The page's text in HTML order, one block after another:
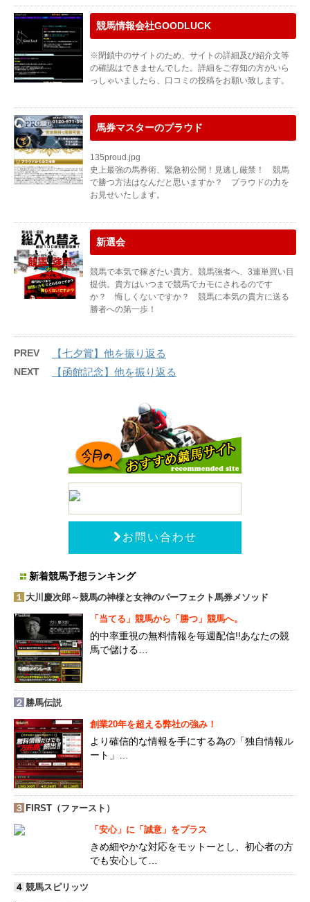
競馬情報会社GOODLUCK
※閉鎖中のサイトのため、サイトの詳細及び紹介文等
の確認はできませんでした。詳細をご存知の方がいら
っしゃいましたら、口コミの投稿をお願い致します。
馬券マスターのプラウド
135proud.jpg
史上最強の馬券術、緊急初公開！見逃し厳禁！ 競馬
で勝つ方法はなんだと思いますか？ プラウドの力を
お見せいたします。
新選会
競馬で本気で稼ぎたい貴方。競馬強者へ、3連単買い目
提供。貴方はいつまで競馬でカモにされるのです
か？ 悔しくないですか？ 競馬に本気の貴方に送る
勝者への第一歩！
PREV 【七夕賞】他を振り返る
NEXT 【函館記念】他を振り返る
お問い合わせ
新着競馬予想ランキング
１ 大川慶次郎～競馬の神様と女神のパーフェクト馬券メソッド
「当てる」競馬から「勝つ」競馬へ。
的中率重視の無料情報を毎週配信!!あなたの競
馬で儲ける…
２ 勝馬伝説
創業20年を超える弊社の強み！
より確信的な情報を手にする為の「独自情報ル
ート」…
３ FIRST（ファースト）
「安心」に「誠意」をプラス
きめ細やかな対応をモットーとし、初心者の方
でも安心して…
４ 競馬スピリッツ